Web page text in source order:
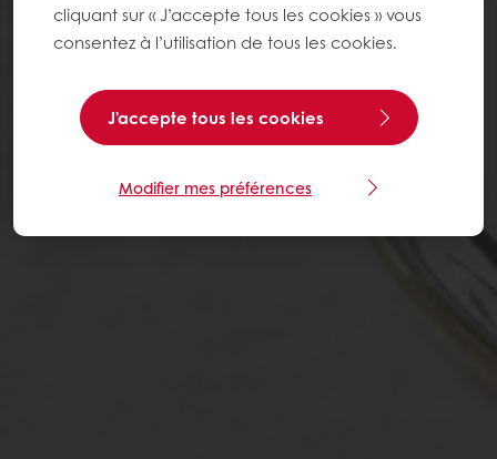
cliquant sur « J’accepte tous les cookies » vous
consentez à l’utilisation de tous les cookies.
J'accepte tous les cookies
Modifier mes préférences